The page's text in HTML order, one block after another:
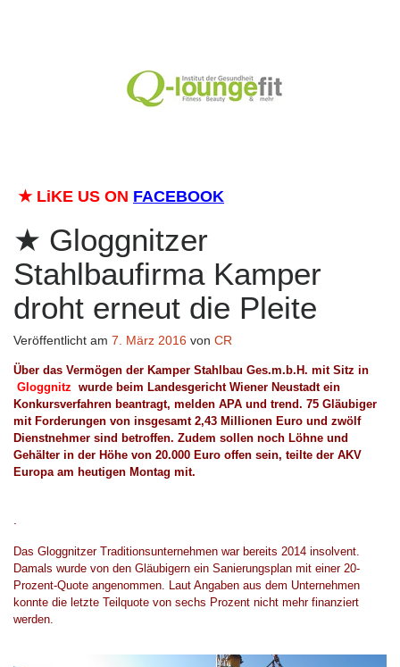
★ LiKE US ON FACEBOOK
Gloggnitzer
Stahlbaufirma Kamper
droht erneut die Pleite
Veröffentlicht am 7. März 2016 von CR
Über das Vermögen der Kamper Stahlbau Ges.m.b.H. mit Sitz in
Gloggnitz wurde beim Landesgericht Wiener Neustadt ein
Konkursverfahren beantragt, melden APA und trend. 75 Gläubiger
mit Forderungen von insgesamt 2,43 Millionen Euro und zwölf
Dienstnehmer sind betroffen. Zudem sollen noch Löhne und
Gehälter in der Höhe von 20.000 Euro offen sein, teilte der AKV
Europa am heutigen Montag mit.
Das Gloggnitzer Traditionsunternehmen war bereits 2014 insolvent.
Damals wurde von den Gläubigern ein Sanierungsplan mit einer 20-
Prozent-Quote angenommen. Laut Angaben aus dem Unternehmen
konnte die letzte Teilquote von sechs Prozent nicht mehr finanziert
werden.